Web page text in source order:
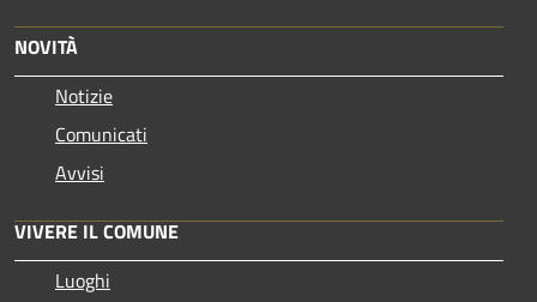
NOVITÀ
Notizie
Comunicati
Avvisi
VIVERE IL COMUNE
Luoghi